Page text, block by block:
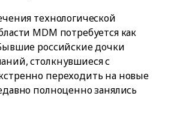
технологической
MDM потребуется как
российские дочки
столкнувшиеся с
переходить на новые
полноценно занялись